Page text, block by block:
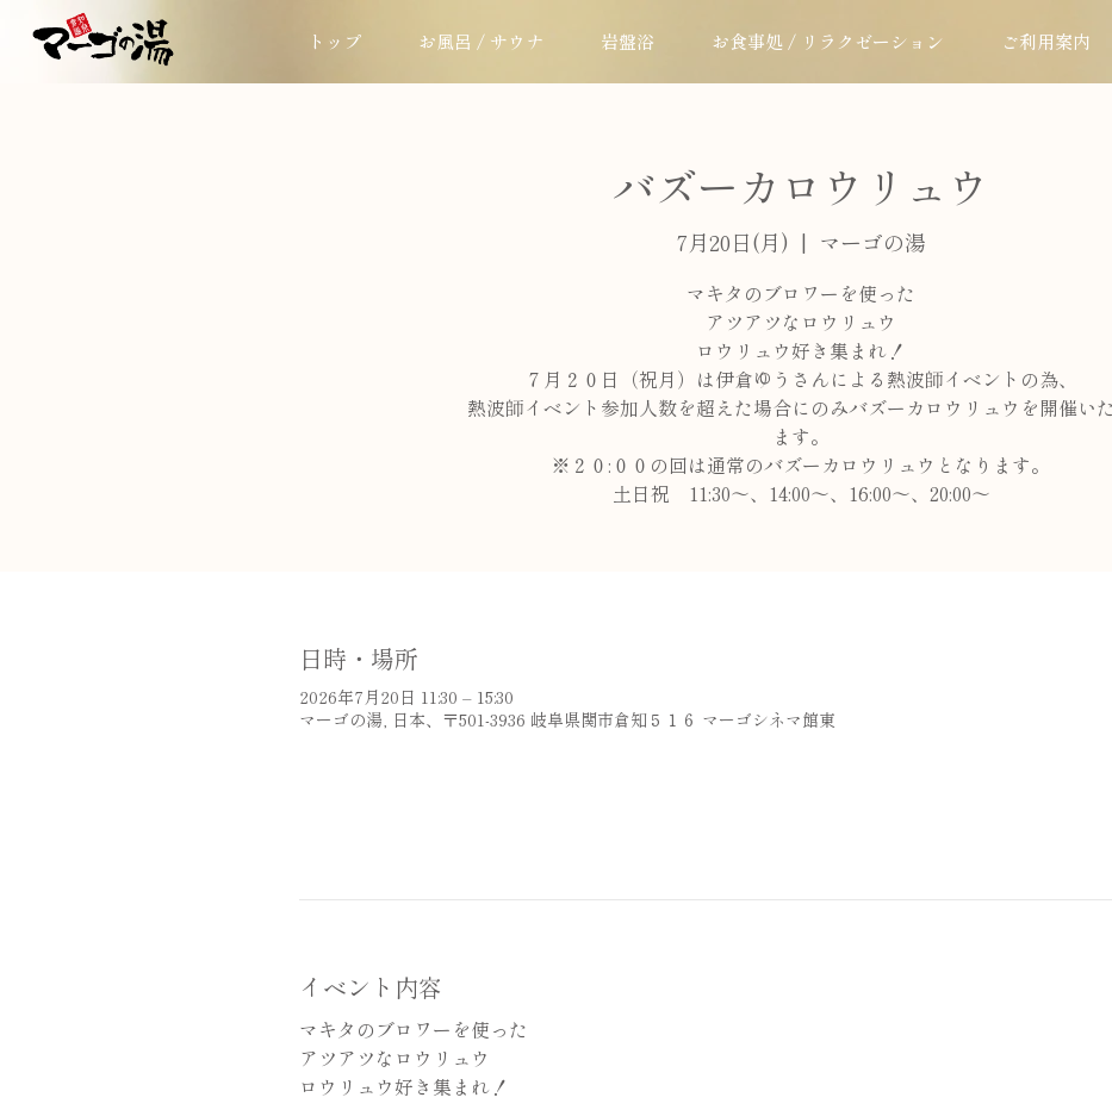
トップ お風呂 / サウナ 岩盤浴 お食事処 / リラクゼーション ご利用案内
バズーカロウリュウ
7月20日(月)
  |
マーゴの湯
マキタのブロワーを使った
アツアツなロウリュウ
ロウリュウ好き集まれ！
７月２０日（祝月）は伊倉ゆうさんによる熱波師イベントの為、
熱波師イベント参加人数を超えた場合にのみバズーカロウリュウを開催い
ます。
※２０:００の回は通常のバズーカロウリュウとなります。
土日祝 11:30～、14:00～、16:00～、20:00～
日時・場所
2026年7月20日 11:30 – 15:30
マーゴの湯, 日本、〒501-3936 岐阜県関市倉知５１６ マーゴシネマ館東
イベント内容
マキタのブロワーを使った
アツアツなロウリュウ
ロウリュウ好き集まれ！